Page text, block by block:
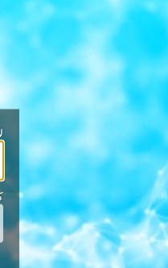
آيا كلمه ورود را فراموش كرديد؟